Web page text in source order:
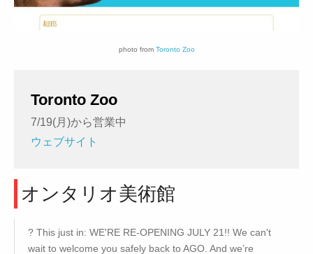
photo from Toronto Zoo
Toronto Zoo
7/19(月)から営業中
ウェブサイト
オンタリオ美術館
? This just in: WE'RE RE-OPENING JULY 21!! We can't
wait to welcome you safely back to AGO. And we’re